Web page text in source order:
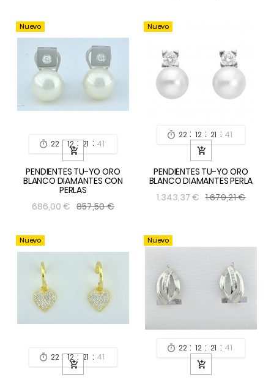
Nuevo
 22 : 12 : 21 : 39

PENDIENTES TU-YO ORO
BLANCO DIAMANTES CON
PERLAS
686,00 € 857,50 €
Nuevo
 22 : 12 : 21 : 39

PENDIENTES TU-YO ORO
BLANCO DIAMANTES PERLA
1.343,37 € 1.679,21 €
Nuevo
 22 : 12 : 21 : 39

Nuevo
 22 : 12 : 21 : 39
